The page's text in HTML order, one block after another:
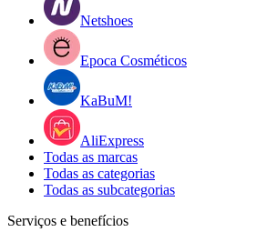
Netshoes
Epoca Cosméticos
KaBuM!
AliExpress
Todas as marcas
Todas as categorias
Todas as subcategorias
Serviços e benefícios